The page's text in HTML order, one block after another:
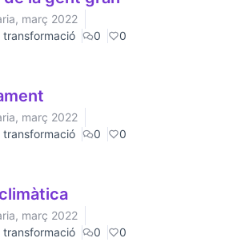
març 2022
transformació
0 0
març 2022
transformació
0 0
març 2022
transformació
0 0